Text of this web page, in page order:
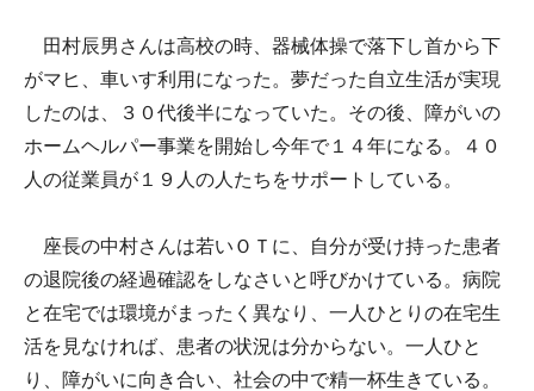
田村辰男さんは高校の時、器械体操で落下し首から下
がマヒ、車いす利用になった。夢だった自立生活が実現
したのは、３０代後半になっていた。その後、障がいの
ホームヘルパー事業を開始し今年で１４年になる。４０
人の従業員が１９人の人たちをサポートしている。
座長の中村さんは若いＯＴに、自分が受け持った患者
の退院後の経過確認をしなさいと呼びかけている。病院
と在宅では環境がまったく異なり、一人ひとりの在宅生
活を見なければ、患者の状況は分からない。一人ひと
り、障がいに向き合い、社会の中で精一杯生きている。